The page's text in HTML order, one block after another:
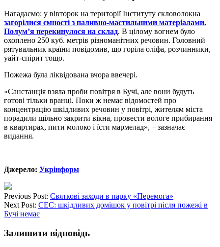
Нагадаємо: у вівторок на території Інституту скловолокна
загорілися ємності з паливно-мастильними матеріалами.
Полум’я перекинулося на склад. В цілому вогнем було
охоплено 250 куб. метрів різноманітних речовин. Головний
рятувальник країни повідомив, що горіла оліфа, розчинники,
уайт-спірит тощо.
Пожежа була ліквідована вчора ввечері.
«Санстанція взяла проби повітря в Бучі, але вони будуть
готові тільки вранці. Поки ж немає відомостей про
концентрацію шкідливих речовин у повітрі, жителям міста
порадили щільно закрити вікна, провести вологе прибирання
в квартирах, пити молоко і їсти мармелад», – зазначає
видання.
Джерело: Укрінформ
Previous Post: Святкові заходи в парку «Перемога»
Next Post: СЕС: шкідливих домішок у повітрі після пожежі в
Бучі немає
Залишити відповідь